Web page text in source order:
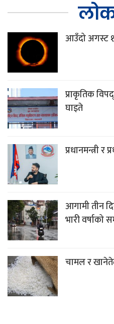
आउँदो अगस्ट
प्राकृतिक
घाइते
प्रधानमन्त्री र
आगामी तीन
भारी वर्षाको
चामल र